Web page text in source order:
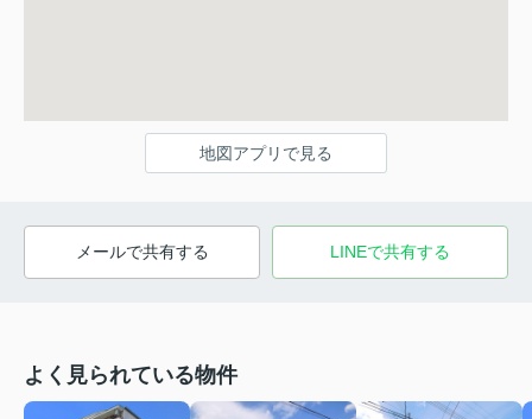
地図アプリで見る
メールで共有する LINEで共有する
よく見られている物件